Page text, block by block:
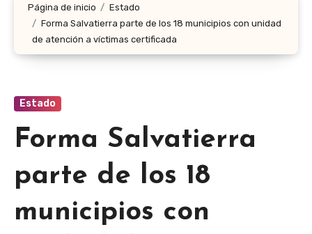
Página de inicio
Estado
Forma Salvatierra parte de los 18 municipios con unidad
de atención a víctimas certificada
Estado
Forma Salvatierra
parte de los 18
municipios con